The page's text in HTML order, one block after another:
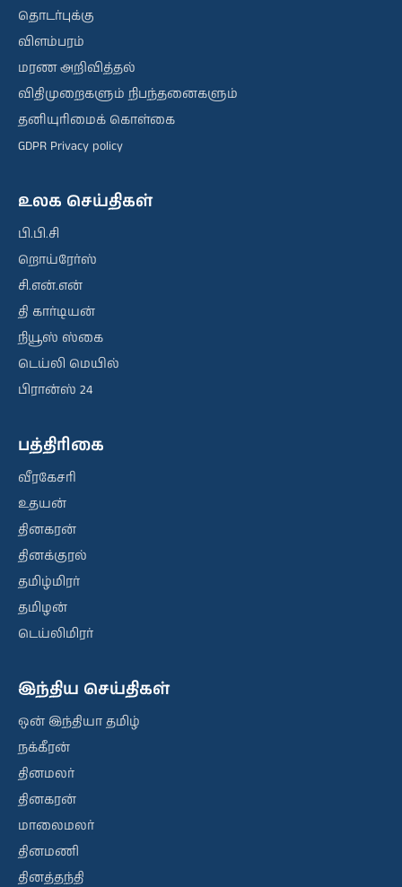
தொடர்புக்கு
விளம்பரம்
மரண அறிவித்தல்
விதிமுறைகளும் நிபந்தனைகளும்
தனியுரிமைக் கொள்கை
GDPR Privacy policy
உலக செய்திகள்
பி.பி.சி
றொய்ரேர்ஸ்
சி.என்.என்
தி கார்டியன்
நியூஸ் ஸ்கை
டெய்லி மெயில்
பிரான்ஸ் 24
பத்திரிகை
வீரகேசரி
உதயன்
தினகரன்
தினக்குரல்
தமிழ்மிரர்
தமிழன்
டெய்லிமிரர்
இந்திய செய்திகள்
ஒன் இந்தியா தமிழ்
நக்கீரன்
தினமலர்
தினகரன்
மாலைமலர்
தினமணி
தினத்தந்தி